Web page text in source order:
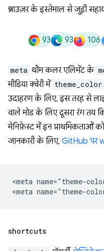
ब्राउज़र के इस्तेमाल से जुड़ी
93 93 106
meta थीम कलर एलिमेंट के
मीडिया क्वेरी में theme_color
उदाहरण के लिए, इस तरह से
वाले मोड के लिए दूसरा रंग तय
मेनिफ़ेस्ट में इन प्राथमिकताओं
जानकारी के लिए, GitHub पर
<meta name="theme-
shortcuts